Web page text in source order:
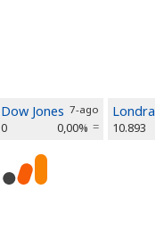
Dow Jones 7-ago
0 0,00%
Londra
10.893